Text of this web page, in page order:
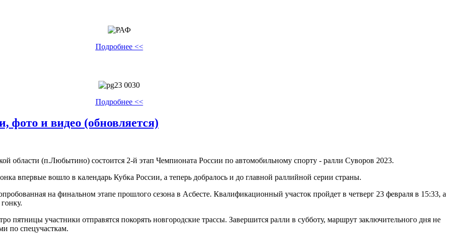
Подробнее <<
Подробнее <<
фото и видео (обновляется)
области (п.Любытино) состоится 2-й этап Чемпионата России по автомобильному спорту - ралли Суворов 2023.
впервые вошло в календарь Кубка России, а теперь добралось и до главной раллийной серии страны.
на финальном этапе прошлого сезона в Асбесте. Квалификационный участок пройдет в четверг 23 февраля в 15:33, а
пятницы участники отправятся покорять новгородские трассы. Завершится ралли в субботу, маршрут заключительного дня не
по спецучасткам.